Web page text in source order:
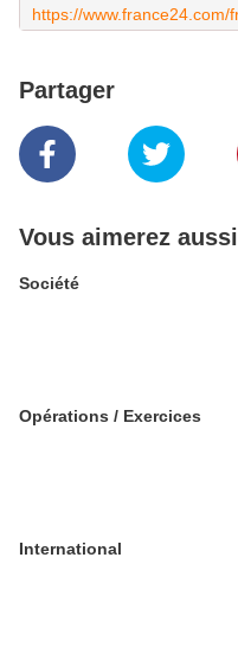
Partager
Vous aimerez aussi
Société
Opérations / Exercices
International